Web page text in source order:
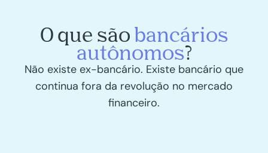
O que são bancários
autônomos?
Não existe ex-bancário. Existe bancário que
continua fora da revolução no mercado
financeiro.